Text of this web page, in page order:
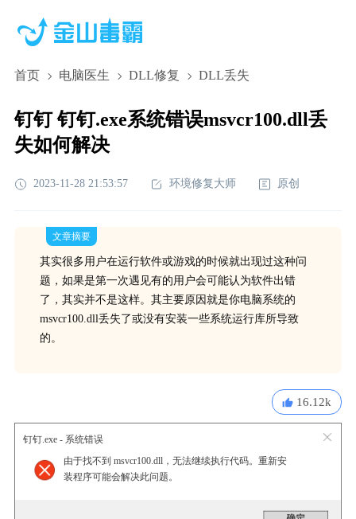
首页 电脑医生 DLL修复 DLL丢失
钉钉 钉钉.exe系统错误msvcr100.dll丢
失如何解决
2023-11-28 21:53:57 环境修复大师 原创
文章摘要
其实很多用户在运行软件或游戏的时候就出现过这种问
题，如果是第一次遇见有的用户会可能认为软件出错
了，其实并不是这样。其主要原因就是你电脑系统的
msvcr100.dll丢失了或没有安装一些系统运行库所导致
的。
16.12k
钉钉.exe - 系统错误
由于找不到 msvcr100.dll，无法继续执行代码。重新安
装程序可能会解决此问题。